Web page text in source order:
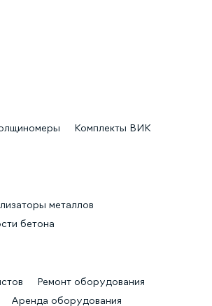
Комплекты ВИК
металлов
бетона
Ремонт оборудования
Аренда оборудования